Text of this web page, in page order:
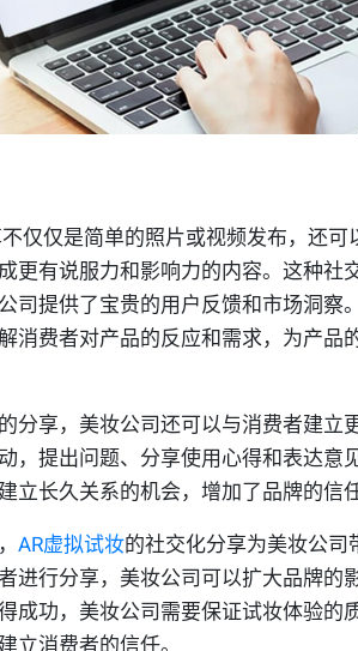
仅仅是简单的照片或视频发布，还可
更有说服力和影响力的内容。这种社
司提供了宝贵的用户反馈和市场洞察
消费者对产品的反应和需求，为产品
分享，美妆公司还可以与消费者建立
，提出问题、分享使用心得和表达意
立长久关系的机会，增加了品牌的信
AR虚拟试妆的社交化分享为美妆公司
进行分享，美妆公司可以扩大品牌的
成功，美妆公司需要保证试妆体验的
立消费者的信任。